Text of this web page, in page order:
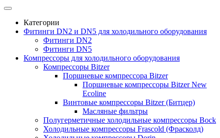
Категории
Фитинги DN2 и DN5 для холодильного оборудования
Фитинги DN2
Фитинги DN5
Компрессоры для холодильного оборудования
Компрессоры Bitzer
Поршневые компрессора Bitzer
Поршневые компрессоры Bitzer New
Ecoline
Винтовые компрессоры Bitzer (Битцер)
Масляные фильтры
Полугерметичные холодильные компрессоры Bock
Холодильные компрессоры Frascold (Фрасколд)